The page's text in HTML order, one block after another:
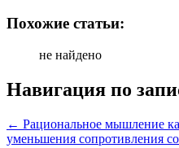
Похожие статьи:
не найдено
Навигация по
← Рациональное мышление
уменьшения сопротивления